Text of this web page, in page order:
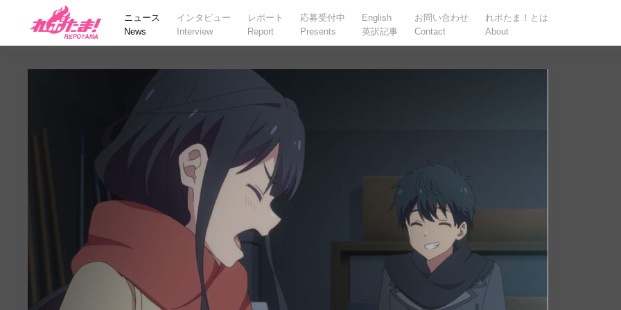
ニュース
News
インタビュー
Interview
レポート
Report
応募受付中
Presents
English
英訳記事
お問い合わせ
Contact
れポたま！とは
About